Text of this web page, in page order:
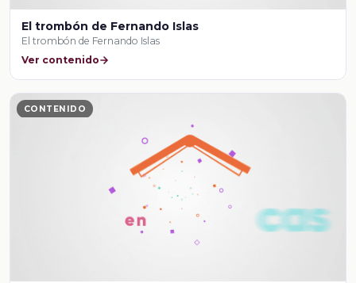
El trombón de Fernando Islas
El trombón de Fernando Islas
Ver contenido
CONTENIDO